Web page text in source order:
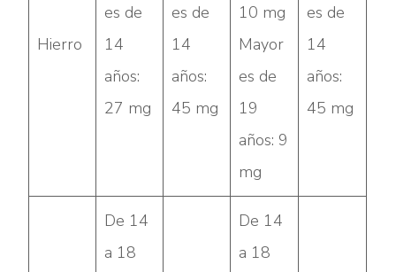
Hierro
es de
14
años:
27 mg
es de
14
años:
45 mg
10 mg
Mayor
es de
19
años: 9
mg
es de
14
años:
45 mg
De 14
a 18
De 14
a 18